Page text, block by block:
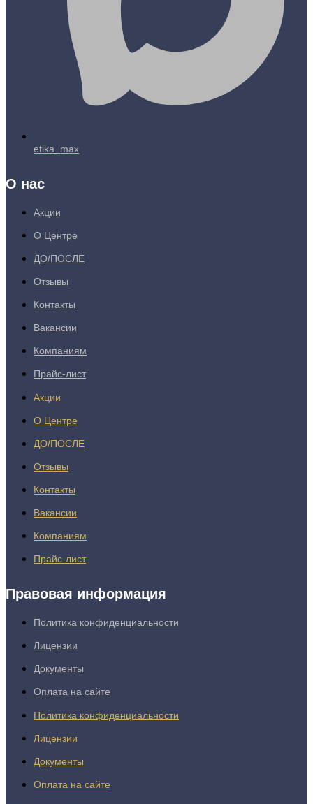
etika_max
О нас
Акции
О Центре
ДО/ПОСЛЕ
Отзывы
Контакты
Вакансии
Компаниям
Прайс-лист
Акции
О Центре
ДО/ПОСЛЕ
Отзывы
Контакты
Вакансии
Компаниям
Прайс-лист
Правовая информация
Политика конфиденциальности
Лицензии
Документы
Оплата на сайте
Политика конфиденциальности
Лицензии
Документы
Оплата на сайте